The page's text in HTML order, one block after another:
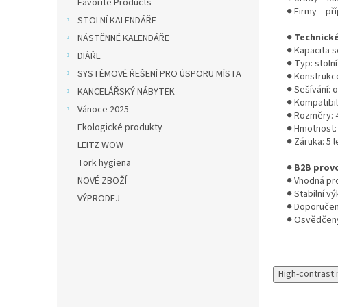
Favorite Products
STOLNÍ KALENDÁŘE
NÁSTĚNNÉ KALENDÁŘE
DIÁŘE
SYSTÉMOVÉ ŘEŠENÍ PRO ÚSPORU MÍSTA
KANCELÁŘSKÝ NÁBYTEK
Vánoce 2025
Ekologické produkty
LEITZ WOW
Tork hygiena
NOVÉ ZBOŽÍ
VÝPRODEJ
● Firmy –
●
● Kapacita
● Typ:
●
● Sešívání:
●
● Rozměry:
● Hmotnost:
● Záruka: 5
● B2B
● Vhodná
● Stabilní
●
●
High-contrast